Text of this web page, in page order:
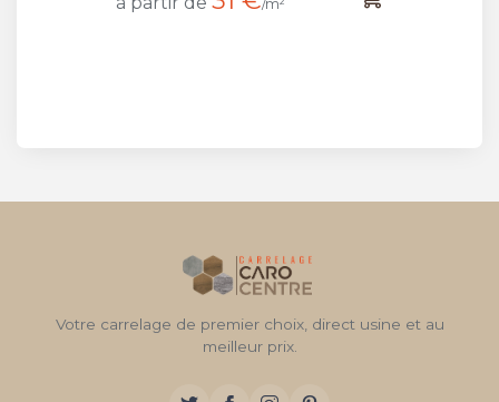
/m²
Votre carrelage de premier choix, direct usine et au
meilleur prix.